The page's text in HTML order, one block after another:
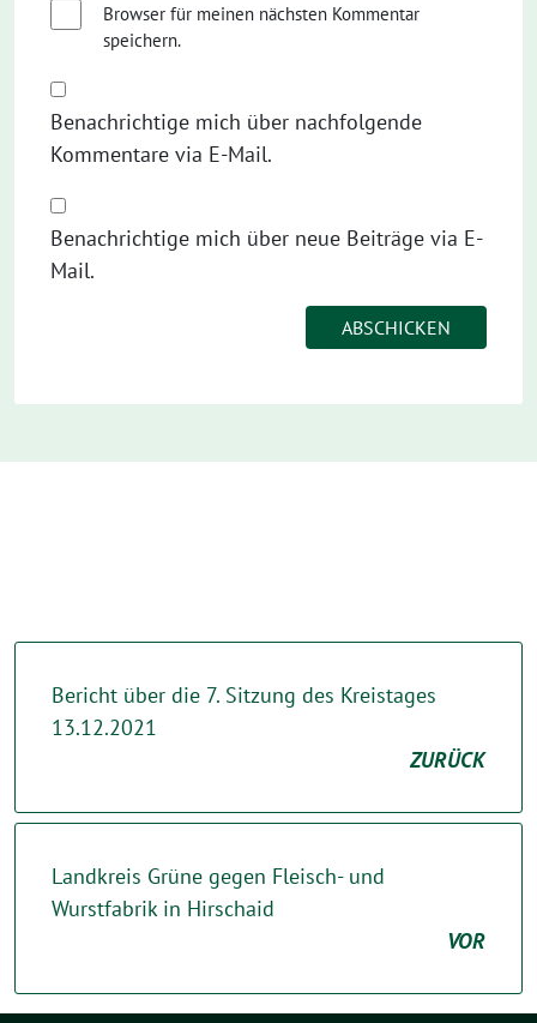
Browser für meinen nächsten Kommentar
speichern.
Benachrichtige mich über nachfolgende
Kommentare via E-Mail.
Benachrichtige mich über neue Beiträge via E-
Mail.
Bericht über die 7. Sitzung des Kreistages
13.12.2021
ZURÜCK
Landkreis Grüne gegen Fleisch- und
Wurstfabrik in Hirschaid
VOR